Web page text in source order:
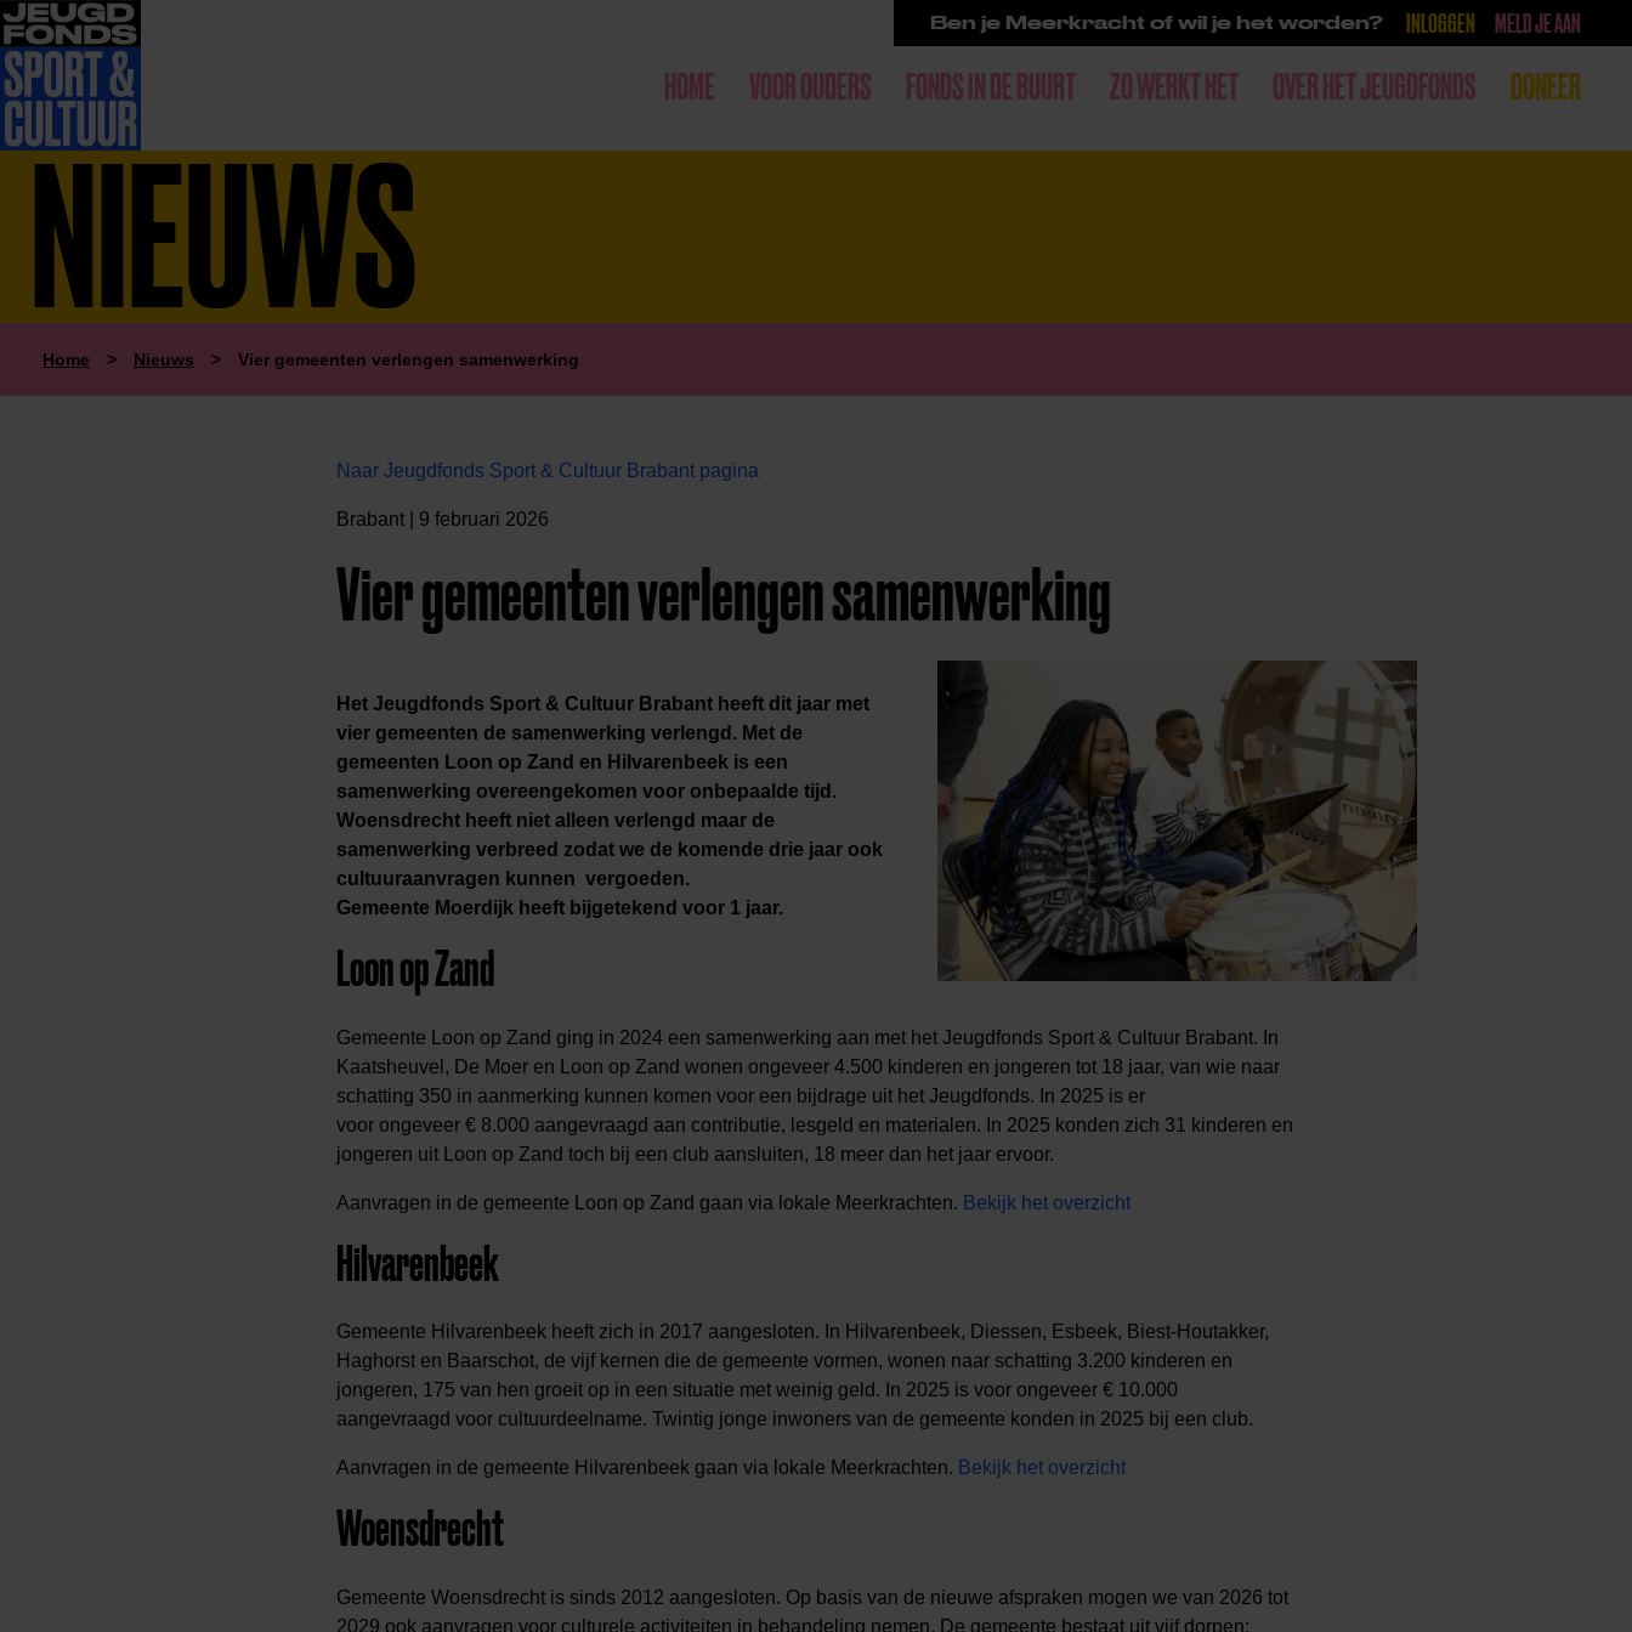
Ben je Meerkracht of wil je het worden? INLOGGEN MELD JE AAN
HOME VOOR OUDERS FONDS IN DE BUURT ZO WERKT HET OVER HET JEUGDFONDS DONEER
NIEUWS
Home > Nieuws > Vier gemeenten verlengen samenwerking
Naar Jeugdfonds Sport & Cultuur Brabant pagina
Brabant | 9 februari 2026
Vier gemeenten verlengen samenwerking
Het Jeugdfonds Sport & Cultuur Brabant heeft dit jaar met
vier gemeenten de samenwerking verlengd. Met de
gemeenten Loon op Zand en Hilvarenbeek is een
samenwerking overeengekomen voor onbepaalde tijd.
Woensdrecht heeft niet alleen verlengd maar de
samenwerking verbreed zodat we de komende drie jaar ook
cultuuraanvragen kunnen vergoeden.
Gemeente Moerdijk heeft bijgetekend voor 1 jaar.
Loon op Zand
Gemeente Loon op Zand ging in 2024 een samenwerking aan met het Jeugdfonds Sport & Cultuur Brabant. In
Kaatsheuvel, De Moer en Loon op Zand wonen ongeveer 4.500 kinderen en jongeren tot 18 jaar, van wie naar
schatting 350 in aanmerking kunnen komen voor een bijdrage uit het Jeugdfonds. In 2025 is er
voor ongeveer € 8.000 aangevraagd aan contributie, lesgeld en materialen. In 2025 konden zich 31 kinderen en
jongeren uit Loon op Zand toch bij een club aansluiten, 18 meer dan het jaar ervoor.
Aanvragen in de gemeente Loon op Zand gaan via lokale Meerkrachten. Bekijk het overzicht
Hilvarenbeek
Gemeente Hilvarenbeek heeft zich in 2017 aangesloten. In Hilvarenbeek, Diessen, Esbeek, Biest-Houtakker,
Haghorst en Baarschot, de vijf kernen die de gemeente vormen, wonen naar schatting 3.200 kinderen en
jongeren, 175 van hen groeit op in een situatie met weinig geld. In 2025 is voor ongeveer € 10.000
aangevraagd voor cultuurdeelname. Twintig jonge inwoners van de gemeente konden in 2025 bij een club.
Aanvragen in de gemeente Hilvarenbeek gaan via lokale Meerkrachten. Bekijk het overzicht
Woensdrecht
Gemeente Woensdrecht is sinds 2012 aangesloten. Op basis van de nieuwe afspraken mogen we van 2026 tot
2029 ook aanvragen voor culturele activiteiten in behandeling nemen. De gemeente bestaat uit vijf dorpen: